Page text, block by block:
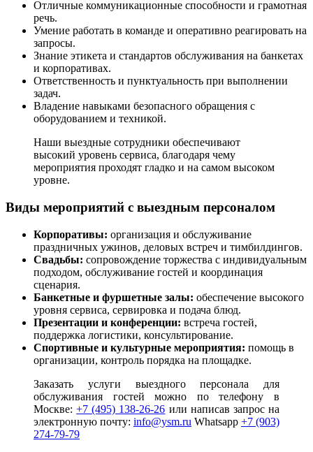
Отличные коммуникационные способности и грамотная
речь.
Умение работать в команде и оперативно реагировать на
запросы.
Знание этикета и стандартов обслуживания на банкетах
и корпоративах.
Ответственность и пунктуальность при выполнении
задач.
Владение навыками безопасного обращения с
оборудованием и техникой.
Наши выездные сотрудники обеспечивают
высокий уровень сервиса, благодаря чему
мероприятия проходят гладко и на самом высоком
уровне.
Виды мероприятий с выездным персоналом
Корпоративы: организация и обслуживание
праздничных ужинов, деловых встреч и тимбилдингов.
Свадьбы: сопровождение торжества с индивидуальным
подходом, обслуживание гостей и координация
сценария.
Банкетные и фуршетные залы: обеспечение высокого
уровня сервиса, сервировка и подача блюд.
Презентации и конференции: встреча гостей,
поддержка логистики, консультирование.
Спортивные и культурные мероприятия: помощь в
организации, контроль порядка на площадке.
Заказать услуги выездного персонала для
обслуживания гостей можно по телефону в
Москве:+7 (495) 138-26-26 или написав запрос на
электронную почту: info@ysm.ru Whatsapp +7 (903)
274-79-79